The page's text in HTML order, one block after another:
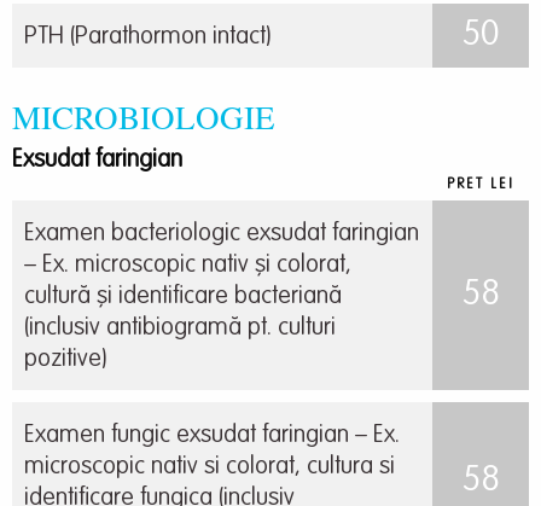
PTH (Parathormon intact) 50
MICROBIOLOGIE
Exsudat faringian
PRET LEI
Examen bacteriologic exsudat faringian
– Ex. microscopic nativ și colorat,
cultură și identificare bacteriană
(inclusiv antibiogramă pt. culturi
pozitive)
58
Examen fungic exsudat faringian – Ex.
microscopic nativ si colorat, cultura si
identificare fungica (inclusiv
58